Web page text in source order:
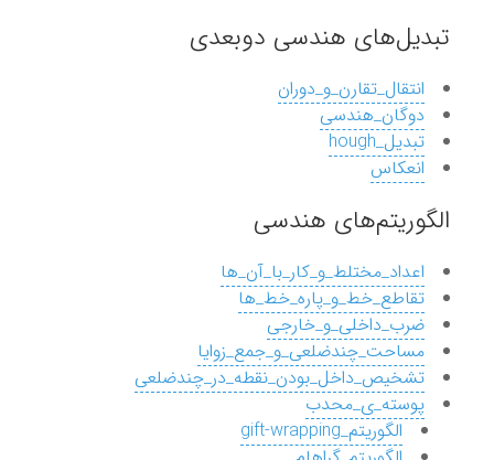
تبدیل‌های هندسی دوبعدی
انتقال_تقارن_و_دوران
دوگان_هندسی
تبدیل_hough
انعکاس
الگوریتم‌های هندسی
اعداد_مختلط_و_کار_با_آن_ها
تقاطع_خط_و_پاره_خط_ها
ضرب_داخلی_و_خارجی
مساحت_چندضلعی_و_جمع_زوایا
تشخیص_داخل_بودن_نقطه_در_چندضلعی
پوسته_ی_محدب
الگوریتم_gift-wrapping